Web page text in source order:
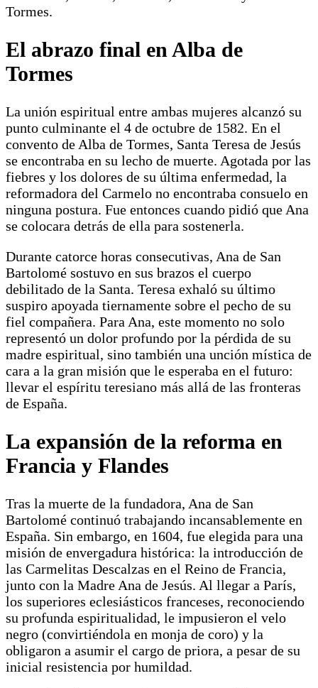
Tormes.
El abrazo final en Alba de
Tormes
La unión espiritual entre ambas mujeres alcanzó su
punto culminante el 4 de octubre de 1582. En el
convento de Alba de Tormes, Santa Teresa de Jesús
se encontraba en su lecho de muerte. Agotada por las
fiebres y los dolores de su última enfermedad, la
reformadora del Carmelo no encontraba consuelo en
ninguna postura. Fue entonces cuando pidió que Ana
se colocara detrás de ella para sostenerla.
Durante catorce horas consecutivas, Ana de San
Bartolomé sostuvo en sus brazos el cuerpo
debilitado de la Santa. Teresa exhaló su último
suspiro apoyada tiernamente sobre el pecho de su
fiel compañera. Para Ana, este momento no solo
representó un dolor profundo por la pérdida de su
madre espiritual, sino también una unción mística de
cara a la gran misión que le esperaba en el futuro:
llevar el espíritu teresiano más allá de las fronteras
de España.
La expansión de la reforma en
Francia y Flandes
Tras la muerte de la fundadora, Ana de San
Bartolomé continuó trabajando incansablemente en
España. Sin embargo, en 1604, fue elegida para una
misión de envergadura histórica: la introducción de
las Carmelitas Descalzas en el Reino de Francia,
junto con la Madre Ana de Jesús. Al llegar a París,
los superiores eclesiásticos franceses, reconociendo
su profunda espiritualidad, le impusieron el velo
negro (convirtiéndola en monja de coro) y la
obligaron a asumir el cargo de priora, a pesar de su
inicial resistencia por humildad.